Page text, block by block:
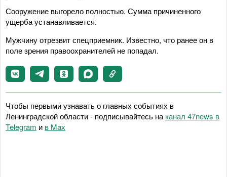
Сооружение выгорело полностью. Сумма причиненного
ущерба устанавливается.
Мужчину отрезвит спецприемник. Известно, что ранее он в
поле зрения правоохранителей не попадал.
Чтобы первыми узнавать о главных событиях в
Ленинградской области - подписывайтесь на канал 47news в
Telegram и в Maх